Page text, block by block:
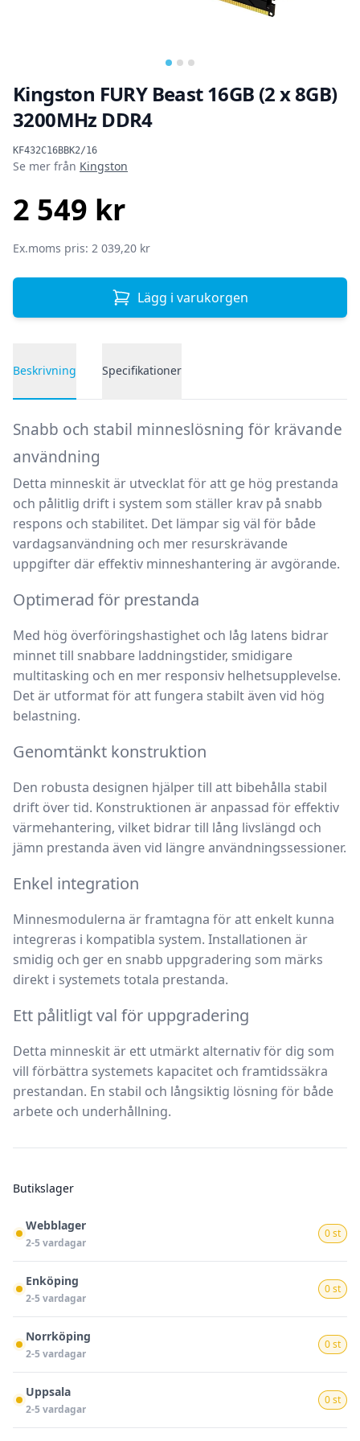
Kingston FURY Beast 16GB (2 x 8GB)
3200MHz DDR4
KF432C16BBK2/16
Produktinformation
Se mer från Kingston
2 549 kr
Ex.moms pris: 2 039,20 kr
Lägg i varukorgen
Beskrivning Specifikationer
Snabb och stabil minneslösning för krävande
användning
Detta minneskit är utvecklat för att ge hög prestanda
och pålitlig drift i system som ställer krav på snabb
respons och stabilitet. Det lämpar sig väl för både
vardagsanvändning och mer resurskrävande
uppgifter där effektiv minneshantering är avgörande.
Optimerad för prestanda
Med hög överföringshastighet och låg latens bidrar
minnet till snabbare laddningstider, smidigare
multitasking och en mer responsiv helhetsupplevelse.
Det är utformat för att fungera stabilt även vid hög
belastning.
Genomtänkt konstruktion
Den robusta designen hjälper till att bibehålla stabil
drift över tid. Konstruktionen är anpassad för effektiv
värmehantering, vilket bidrar till lång livslängd och
jämn prestanda även vid längre användningssessioner.
Enkel integration
Minnesmodulerna är framtagna för att enkelt kunna
integreras i kompatibla system. Installationen är
smidig och ger en snabb uppgradering som märks
direkt i systemets totala prestanda.
Ett pålitligt val för uppgradering
Detta minneskit är ett utmärkt alternativ för dig som
vill förbättra systemets kapacitet och framtidssäkra
prestandan. En stabil och långsiktig lösning för både
arbete och underhållning.
Butikslager
Webblager
2-5 vardagar
0 st
Enköping
2-5 vardagar
0 st
Norrköping
2-5 vardagar
0 st
Uppsala
2-5 vardagar
0 st